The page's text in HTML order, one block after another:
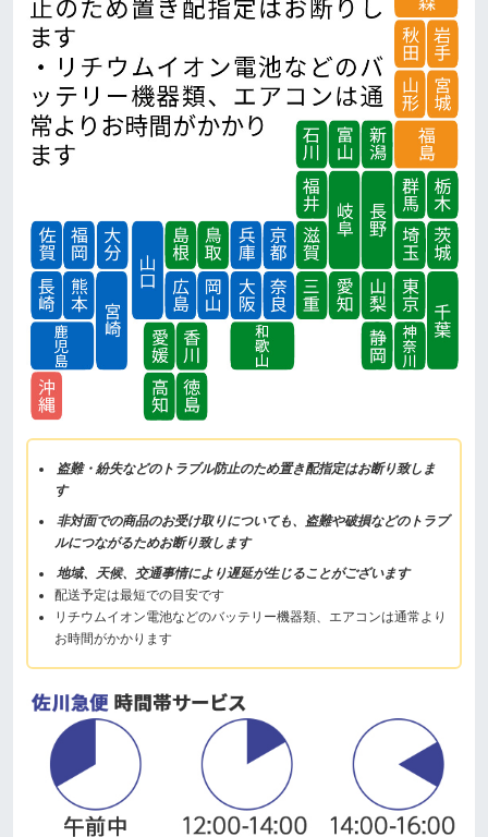
盗難・紛失などのトラブル防止のため置き配指定はお断り致しま
す
非対面での商品のお受け取りについても、盗難や破損などのトラブ
ルにつながるためお断り致します
地域、天候、交通事情により遅延が生じることがございます
配送予定は最短での目安です
リチウムイオン電池などのバッテリー機器類、エアコンは通常より
お時間がかかります